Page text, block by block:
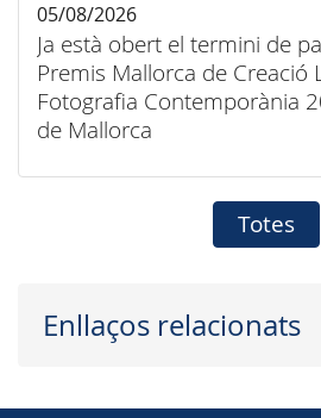
Ja està obert el termini de
Premis Mallorca de Creació
Fotografia Contemporània
de Mallorca
05/08/2026
Totes
Enllaços relacionats